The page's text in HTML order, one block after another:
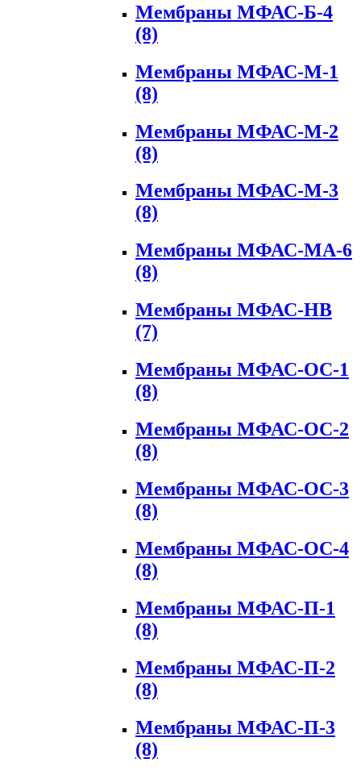
Мембраны МФАС-Б-4
(8)
Мембраны МФАС-М-1
(8)
Мембраны МФАС-М-2
(8)
Мембраны МФАС-М-3
(8)
Мембраны МФАС-МА-6
(8)
Мембраны МФАС-НВ
(7)
Мембраны МФАС-ОС-1
(8)
Мембраны МФАС-ОС-2
(8)
Мембраны МФАС-ОС-3
(8)
Мембраны МФАС-ОС-4
(8)
Мембраны МФАС-П-1
(8)
Мембраны МФАС-П-2
(8)
Мембраны МФАС-П-3
(8)